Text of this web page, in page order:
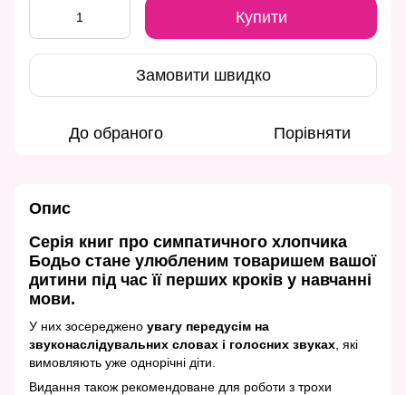
Купити
Замовити швидко
До обраного Порівняти
Опис
Серія книг про симпатичного хлопчика
Бодьо стане улюбленим товаришем вашої
дитини під час її перших кроків у навчанні
мови.
У них зосереджено увагу передусім на
звуконаслідувальних словах і голосних звуках , які
вимовляють уже однорічні діти.
Видання також рекомендоване для роботи з трохи